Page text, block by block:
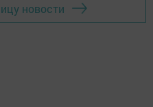
новости